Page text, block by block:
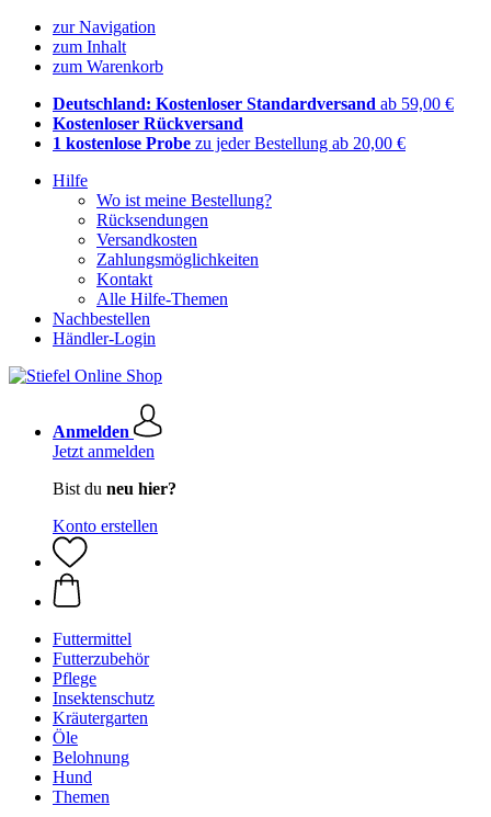
zur Navigation
zum Inhalt
zum Warenkorb
Deutschland: Kostenloser Standardversand ab 59,00 €
Kostenloser Rückversand
1 kostenlose Probe zu jeder Bestellung ab 20,00 €
Hilfe
Wo ist meine Bestellung?
Rücksendungen
Versandkosten
Zahlungsmöglichkeiten
Kontakt
Alle Hilfe-Themen
Nachbestellen
Händler-Login
Anmelden
Jetzt anmelden
Bist du neu hier?
Konto erstellen
Futtermittel
Futterzubehör
Pflege
Insektenschutz
Kräutergarten
Öle
Belohnung
Hund
Themen